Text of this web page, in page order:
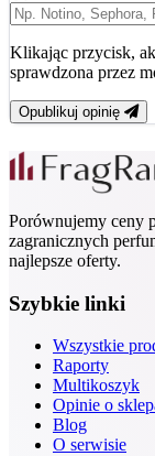
Klikając przycisk,
sprawdzona przez
Opublikuj opinię
Porównujemy ceny
zagranicznych
najlepsze oferty.
Szybkie linki
Wszystkie
Raporty
Multikoszyk
Opinie o
Blog
O serwisie